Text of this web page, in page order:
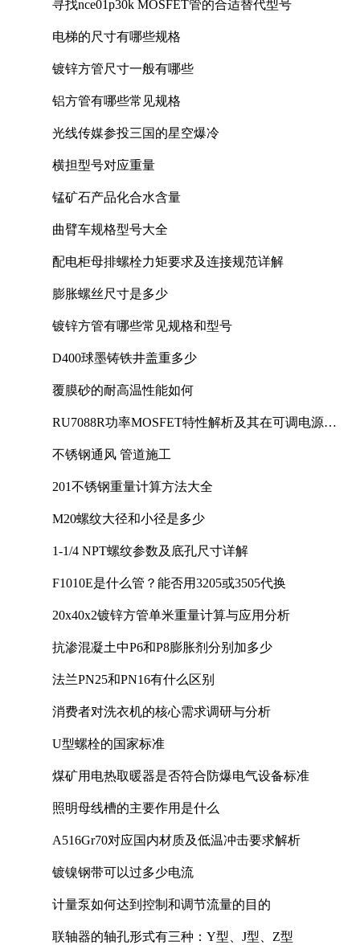
寻找nce01p30k MOSFET管的合适替代型号
电梯的尺寸有哪些规格
镀锌方管尺寸一般有哪些
铝方管有哪些常见规格
光线传媒参投三国的星空爆冷
横担型号对应重量
锰矿石产品化合水含量
曲臂车规格型号大全
配电柜母排螺栓力矩要求及连接规范详解
膨胀螺丝尺寸是多少
镀锌方管有哪些常见规格和型号
D400球墨铸铁井盖重多少
覆膜砂的耐高温性能如何
RU7088R功率MOSFET特性解析及其在可调电源设
不锈钢通风 管道施工
201不锈钢重量计算方法大全
M20螺纹大径和小径是多少
1-1/4 NPT螺纹参数及底孔尺寸详解
F1010E是什么管？能否用3205或3505代换
20x40x2镀锌方管单米重量计算与应用分析
抗渗混凝土中P6和P8膨胀剂分别加多少
法兰PN25和PN16有什么区别
消费者对洗衣机的核心需求调研与分析
U型螺栓的国家标准
煤矿用电热取暖器是否符合防爆电气设备标准
照明母线槽的主要作用是什么
A516Gr70对应国内材质及低温冲击要求解析
镀镍钢带可以过多少电流
计量泵如何达到控制和调节流量的目的
联轴器的轴孔形式有三种：Y型、J型、Z型